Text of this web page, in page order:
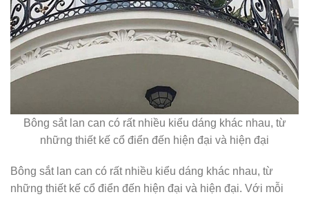
Bông sắt lan can có rất nhiều kiểu dáng khác nhau, từ
những thiết kế cổ điển đến hiện đại và hiện đại
Bông sắt lan can có rất nhiều kiểu dáng khác nhau, từ
những thiết kế cổ điển đến hiện đại và hiện đại. Với mỗi